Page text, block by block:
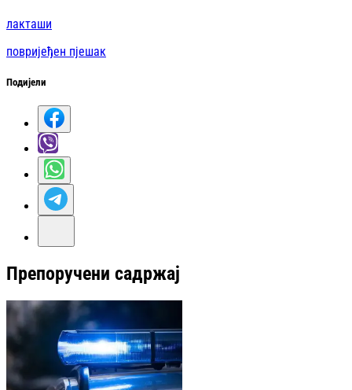
лакташи
повријеђен пјешак
Подијели
Препоручени садржај